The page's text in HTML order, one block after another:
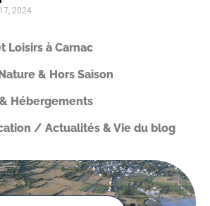
2024
Loisirs à Carnac
& Hors Saison
Hébergements
/ Actualités & Vie du blog